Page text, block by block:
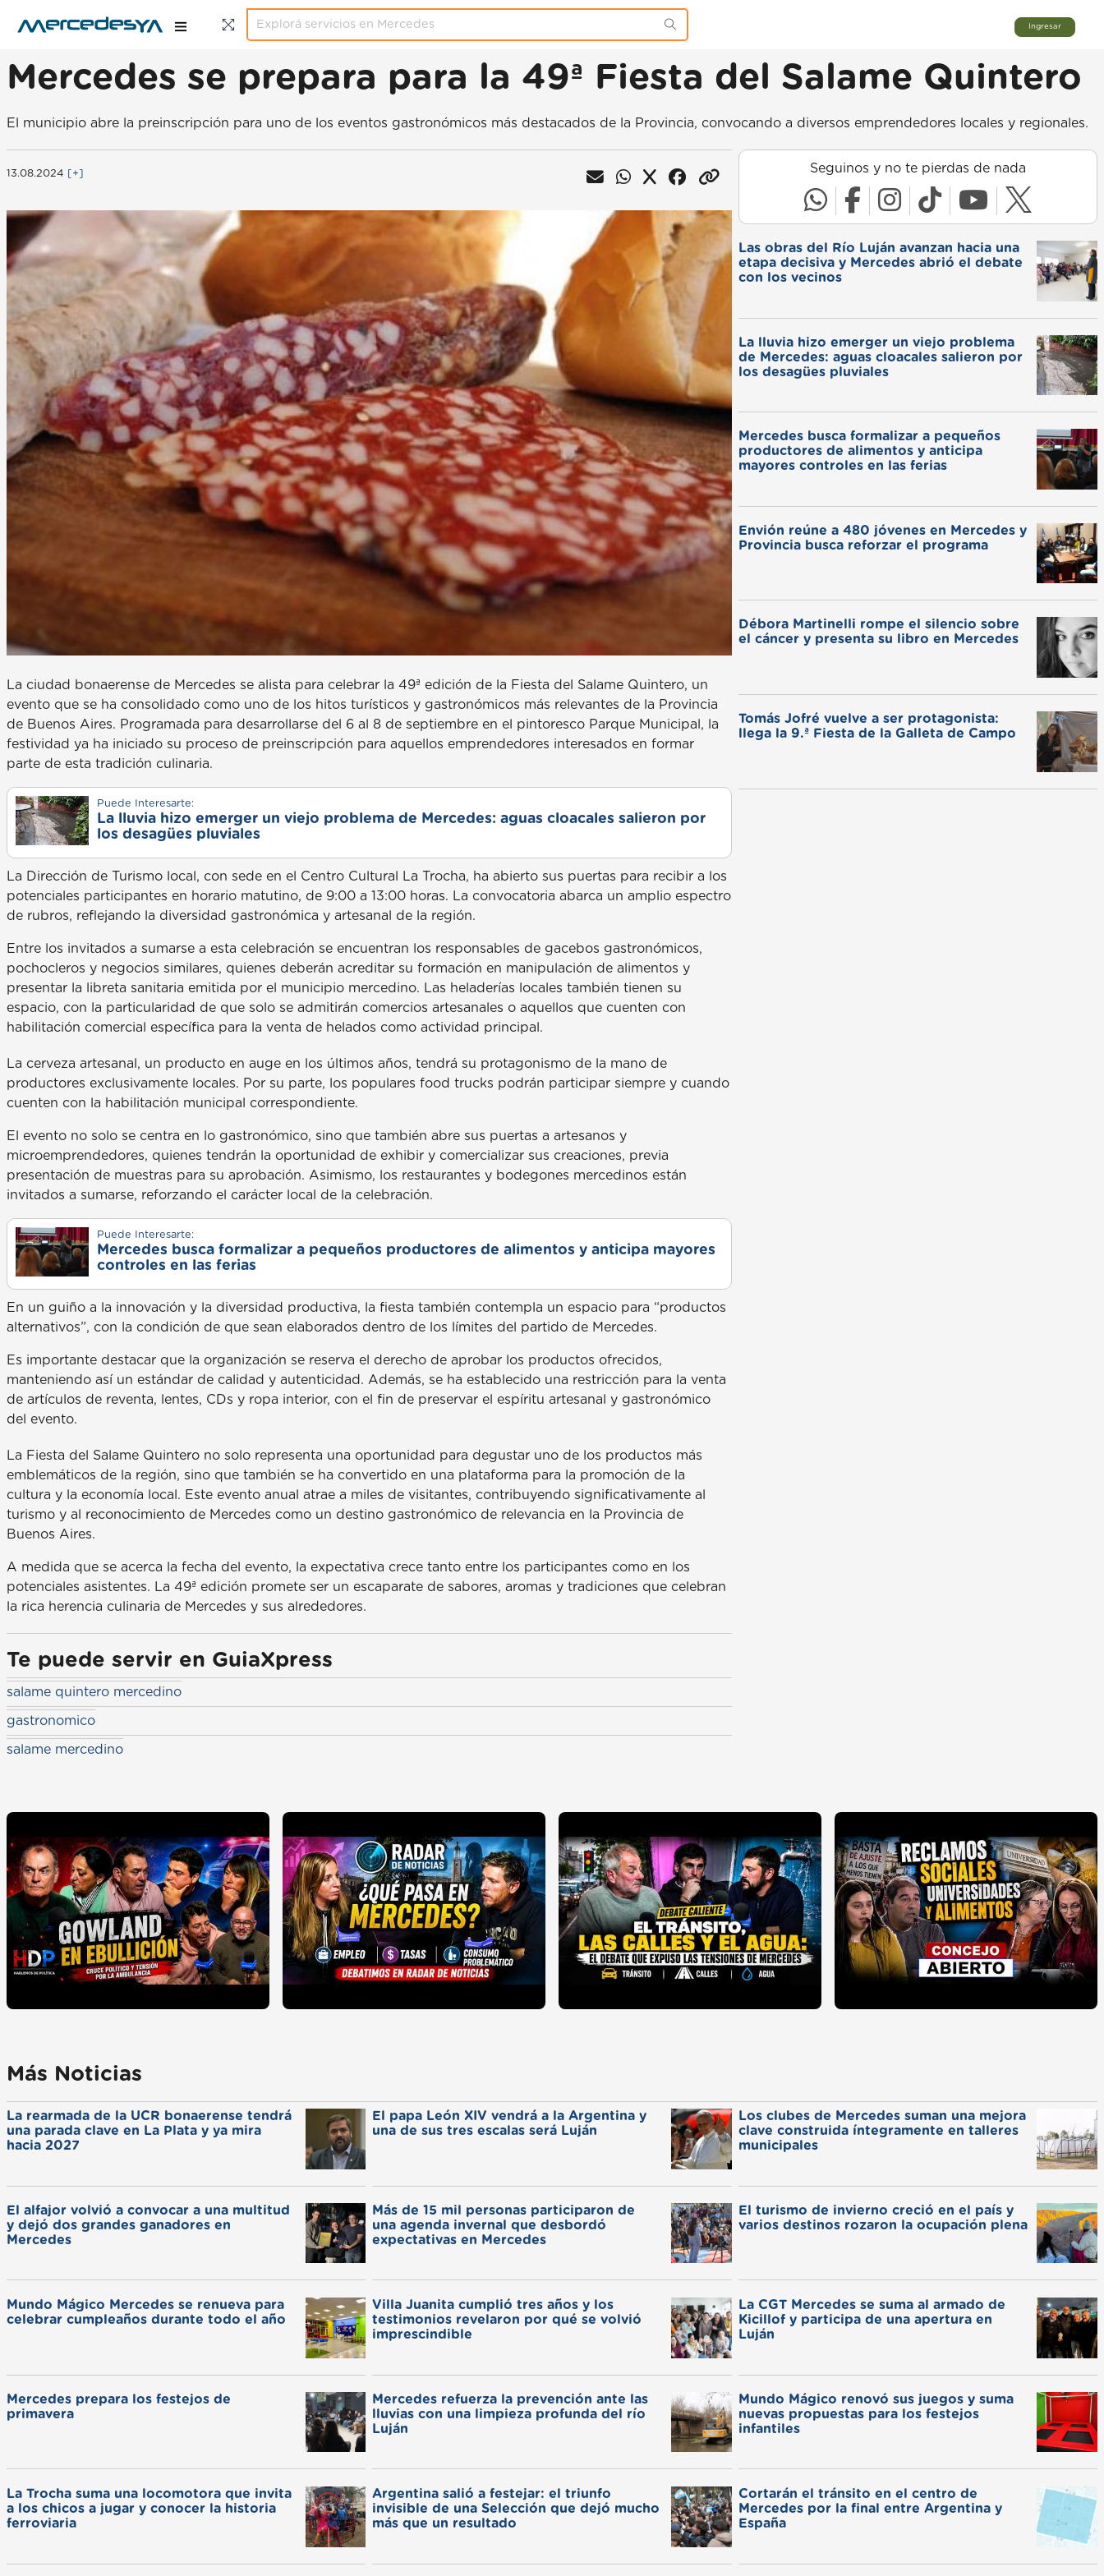
Ingresar
Mercedes se prepara para la 49ª Fiesta del Salame Quintero
El municipio abre la preinscripción para uno de los eventos gastronómicos más destacados de la Provincia, convocando a diversos emprendedores locales y regionales.
13.08.2024 [+]
La ciudad bonaerense de Mercedes se alista para celebrar la 49ª edición de la Fiesta del Salame Quintero, un
evento que se ha consolidado como uno de los hitos turísticos y gastronómicos más relevantes de la Provincia
de Buenos Aires. Programada para desarrollarse del 6 al 8 de septiembre en el pintoresco Parque Municipal, la
festividad ya ha iniciado su proceso de preinscripción para aquellos emprendedores interesados en formar
parte de esta tradición culinaria.
Puede Interesarte:
La lluvia hizo emerger un viejo problema de Mercedes: aguas cloacales salieron por
los desagües pluviales
La Dirección de Turismo local, con sede en el Centro Cultural La Trocha, ha abierto sus puertas para recibir a los
potenciales participantes en horario matutino, de 9:00 a 13:00 horas. La convocatoria abarca un amplio espectro
de rubros, reflejando la diversidad gastronómica y artesanal de la región.
Entre los invitados a sumarse a esta celebración se encuentran los responsables de gacebos gastronómicos,
pochocleros y negocios similares, quienes deberán acreditar su formación en manipulación de alimentos y
presentar la libreta sanitaria emitida por el municipio mercedino. Las heladerías locales también tienen su
espacio, con la particularidad de que solo se admitirán comercios artesanales o aquellos que cuenten con
habilitación comercial específica para la venta de helados como actividad principal.
La cerveza artesanal, un producto en auge en los últimos años, tendrá su protagonismo de la mano de
productores exclusivamente locales. Por su parte, los populares food trucks podrán participar siempre y cuando
cuenten con la habilitación municipal correspondiente.
El evento no solo se centra en lo gastronómico, sino que también abre sus puertas a artesanos y
microemprendedores, quienes tendrán la oportunidad de exhibir y comercializar sus creaciones, previa
presentación de muestras para su aprobación. Asimismo, los restaurantes y bodegones mercedinos están
invitados a sumarse, reforzando el carácter local de la celebración.
Puede Interesarte:
Mercedes busca formalizar a pequeños productores de alimentos y anticipa mayores
controles en las ferias
En un guiño a la innovación y la diversidad productiva, la fiesta también contempla un espacio para “productos
alternativos”, con la condición de que sean elaborados dentro de los límites del partido de Mercedes.
Es importante destacar que la organización se reserva el derecho de aprobar los productos ofrecidos,
manteniendo así un estándar de calidad y autenticidad. Además, se ha establecido una restricción para la venta
de artículos de reventa, lentes, CDs y ropa interior, con el fin de preservar el espíritu artesanal y gastronómico
del evento.
La Fiesta del Salame Quintero no solo representa una oportunidad para degustar uno de los productos más
emblemáticos de la región, sino que también se ha convertido en una plataforma para la promoción de la
cultura y la economía local. Este evento anual atrae a miles de visitantes, contribuyendo significativamente al
turismo y al reconocimiento de Mercedes como un destino gastronómico de relevancia en la Provincia de
Buenos Aires.
A medida que se acerca la fecha del evento, la expectativa crece tanto entre los participantes como en los
potenciales asistentes. La 49ª edición promete ser un escaparate de sabores, aromas y tradiciones que celebran
la rica herencia culinaria de Mercedes y sus alrededores.
Te puede servir en GuiaXpress
salame quintero mercedino
gastronomico
salame mercedino
Seguinos y no te pierdas de nada
Las obras del Río Luján avanzan hacia una
etapa decisiva y Mercedes abrió el debate
con los vecinos
La lluvia hizo emerger un viejo problema
de Mercedes: aguas cloacales salieron por
los desagües pluviales
Mercedes busca formalizar a pequeños
productores de alimentos y anticipa
mayores controles en las ferias
Envión reúne a 480 jóvenes en Mercedes y
Provincia busca reforzar el programa
Débora Martinelli rompe el silencio sobre
el cáncer y presenta su libro en Mercedes
Tomás Jofré vuelve a ser protagonista:
llega la 9.ª Fiesta de la Galleta de Campo
Más Noticias
La rearmada de la UCR bonaerense tendrá
una parada clave en La Plata y ya mira
hacia 2027
El papa León XIV vendrá a la Argentina y
una de sus tres escalas será Luján
Los clubes de Mercedes suman una mejora
clave construida íntegramente en talleres
municipales
El alfajor volvió a convocar a una multitud
y dejó dos grandes ganadores en
Mercedes
Más de 15 mil personas participaron de
una agenda invernal que desbordó
expectativas en Mercedes
El turismo de invierno creció en el país y
varios destinos rozaron la ocupación plena
Mundo Mágico Mercedes se renueva para
celebrar cumpleaños durante todo el año
Villa Juanita cumplió tres años y los
testimonios revelaron por qué se volvió
imprescindible
La CGT Mercedes se suma al armado de
Kicillof y participa de una apertura en
Luján
Mercedes prepara los festejos de
primavera
Mercedes refuerza la prevención ante las
lluvias con una limpieza profunda del río
Luján
Mundo Mágico renovó sus juegos y suma
nuevas propuestas para los festejos
infantiles
La Trocha suma una locomotora que invita
a los chicos a jugar y conocer la historia
ferroviaria
Argentina salió a festejar: el triunfo
invisible de una Selección que dejó mucho
más que un resultado
Cortarán el tránsito en el centro de
Mercedes por la final entre Argentina y
España